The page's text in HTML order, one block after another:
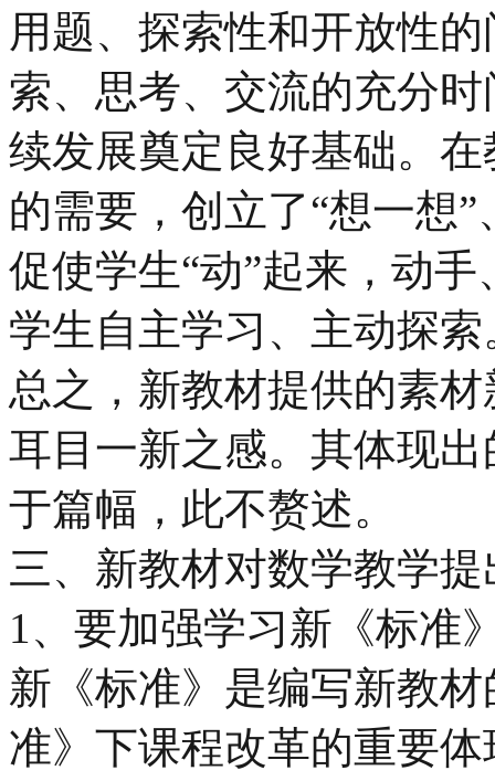
用题、探索性和开放性
索、思考、交流的充分
续发展奠定良好基础。
的需要，创立了“想一想
促使学生“动”起来，动
学生自主学习、主动探索
总之，新教材提供的素
耳目一新之感。其体现
于篇幅，此不赘述。
三、新教材对数学教学
1、要加强学习新《标准
新《标准》是编写新教
准》下课程改革的重要